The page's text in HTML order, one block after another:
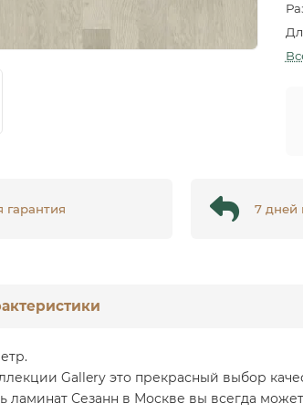
7 дней
Gallery это прекрасный выбор
ламинат Сезанн в Москве вы всегда